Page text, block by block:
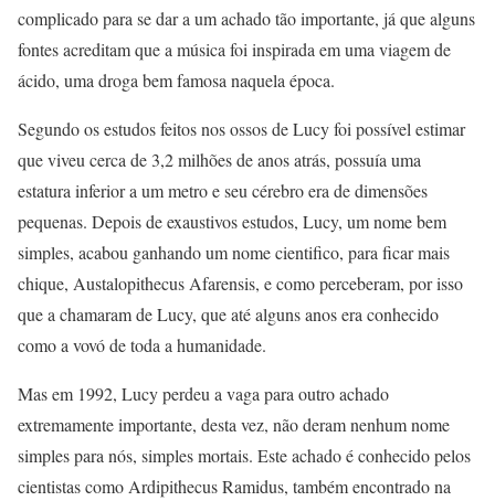
complicado para se dar a um achado tão importante, já que alguns
fontes acreditam que a música foi inspirada em uma viagem de
ácido, uma droga bem famosa naquela época.
Segundo os estudos feitos nos ossos de Lucy foi possível estimar
que viveu cerca de 3,2 milhões de anos atrás, possuía uma
estatura inferior a um metro e seu cérebro era de dimensões
pequenas. Depois de exaustivos estudos, Lucy, um nome bem
simples, acabou ganhando um nome cientifico, para ficar mais
chique, Austalopithecus Afarensis, e como perceberam, por isso
que a chamaram de Lucy, que até alguns anos era conhecido
como a vovó de toda a humanidade.
Mas em 1992, Lucy perdeu a vaga para outro achado
extremamente importante, desta vez, não deram nenhum nome
simples para nós, simples mortais. Este achado é conhecido pelos
cientistas como Ardipithecus Ramidus, também encontrado na